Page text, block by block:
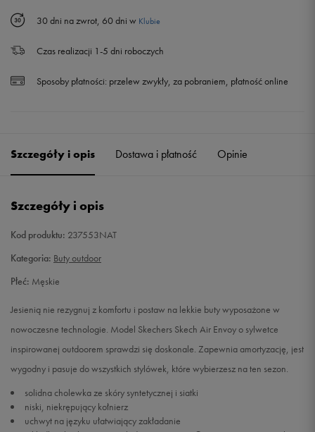
45 29 cm
30 dni na zwrot, 60 dni w Klubie
Czas realizacji 1-5 dni roboczych
Sposoby płatności: przelew zwykły, za pobraniem, płatność online
Szczegóły i opis Dostawa i płatność Opinie
Szczegóły i opis
Kod produktu: 237553NAT
Kategoria: Buty outdoor
Płeć: Męskie
Jesienią nie rezygnuj z komfortu i postaw na lekkie buty wyposażone w
nowoczesne technologie. Model Skechers Skech Air Envoy o sylwetce
inspirowanej outdoorem sprawdzi się doskonale. Zapewnia amortyzację, jest
wygodny i pasuje do wszystkich stylówek, które wybierzesz na ten sezon.
solidna cholewka ze skóry syntetycznej i siatki
niski, niekrępujący kołnierz
uchwyt na języku ułatwiający zakładanie